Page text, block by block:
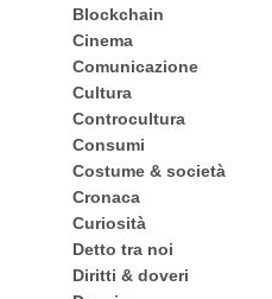
Blockchain
Cinema
Comunicazione
Cultura
Controcultura
Consumi
Costume & società
Cronaca
Curiosità
Detto tra noi
Diritti & doveri